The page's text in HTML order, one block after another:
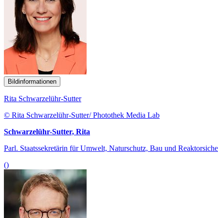
Bildinformationen
Rita Schwarzelühr-Sutter
© Rita Schwarzelühr-Sutter/ Photothek Media Lab
Schwarzelühr-Sutter, Rita
Parl. Staatssekretärin für Umwelt, Naturschutz, Bau und
()